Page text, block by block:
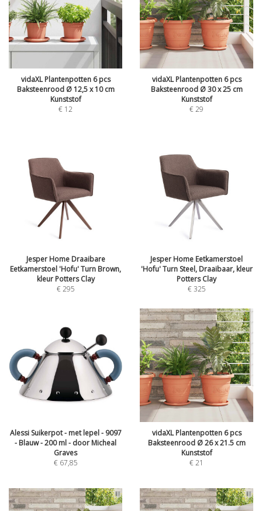
vidaXL Plantenpotten 6 pcs
Baksteenrood Ø 12,5 x 10 cm
Kunststof
€ 12
vidaXL Plantenpotten 6 pcs
Baksteenrood Ø 30 x 25 cm
Kunststof
€29
Jesper Home Draaibare
Eetkamerstoel 'Hofu' Turn Brown,
kleur Potters Clay
€295
Jesper Home Eetkamerstoel
'Hofu' Turn Steel, Draaibaar, kleur
Potters Clay
€325
Alessi Suikerpot - met lepel - 9097
- Blauw - 200 ml - door Micheal
Graves
€ 67,85
vidaXL Plantenpotten 6 pcs
Baksteenrood Ø 26 x 21.5 cm
Kunststof
€21